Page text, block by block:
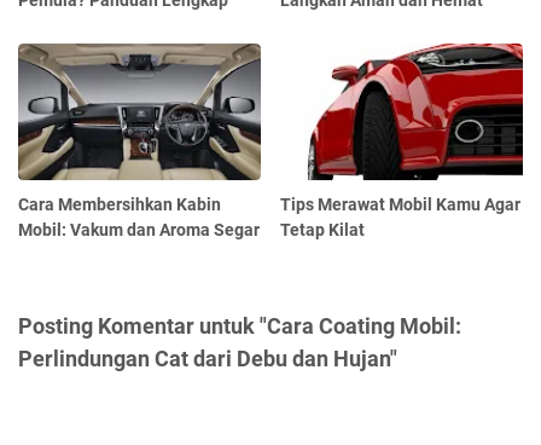
Cara Membersihkan Kabin
Mobil: Vakum dan Aroma Segar
Tips Merawat Mobil Kamu Agar
Tetap Kilat
Posting Komentar untuk "Cara Coating Mobil:
Perlindungan Cat dari Debu dan Hujan"